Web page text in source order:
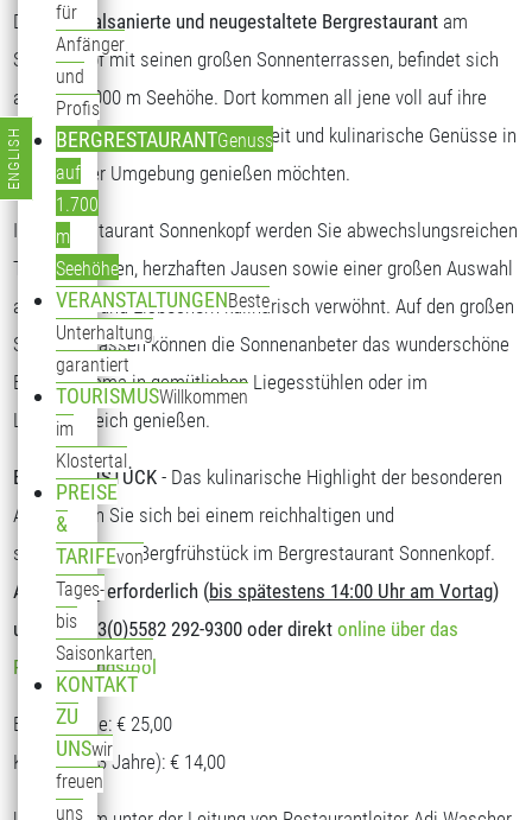
für
Anfänger
und
Profis
BERGRESTAURANTGenuss
auf
1.700
m
Seehöhe
VERANSTALTUNGENBeste
Unterhaltung
garantiert
TOURISMUSWillkommen
im
Klostertal
PREISE
&
TARIFEvon
Tages-
bis
Saisonkarten
KONTAKT
ZU
UNSwir
freuen
uns
Das generalsanierte und neugestaltete Bergrestaurant am
Sonnenkopf mit seinen großen Sonnenterrassen, befindet sich
auf fast 2.000 m Seehöhe. Dort kommen all jene voll auf ihre
Kosten, die freundliche Gastlichkeit und kulinarische Genüsse in
traumhafter Umgebung genießen möchten.
Im Bergrestaurant Sonnenkopf werden Sie abwechslungsreichen
Tagesgerichten, herzhaften Jausen sowie einer großen Auswahl
an Kuchen und Eisbechern kulinarisch verwöhnt. Auf den großen
Sonnenterrassen können die Sonnenanbeter das wunderschöne
Bergpanorama in gemütlichen Liegesstühlen oder im
Loungebereich genießen.
BERGFRÜHSTÜCK - Das kulinarische Highlight der besonderen
Art. Stärken Sie sich bei einem reichhaltigen und
schmackhaften Bergfrühstück im Bergrestaurant Sonnenkopf.
Anmeldung erforderlich (bis spätestens 14:00 Uhr am Vortag)
unter T: +43(0)5582 292-9300 oder direktonline über das
Reservierungstool
Erwachsene: € 25,00
Kinder (5-13 Jahre): € 14,00
Sprache auswählen
ENGLISH